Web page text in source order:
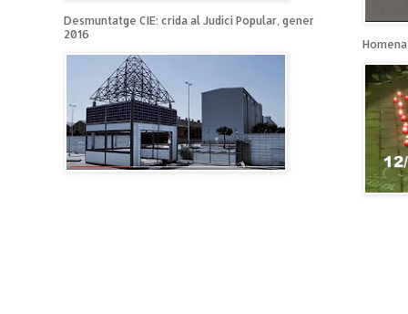
Desmuntatge CIE: crida al Judici Popular, gener
2016